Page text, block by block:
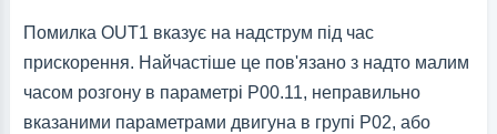
Помилка OUT1 вказує на надструм під час
прискорення. Найчастіше це пов'язано з надто малим
часом розгону в параметрі P00.11, неправильно
вказаними параметрами двигуна в групі P02, або